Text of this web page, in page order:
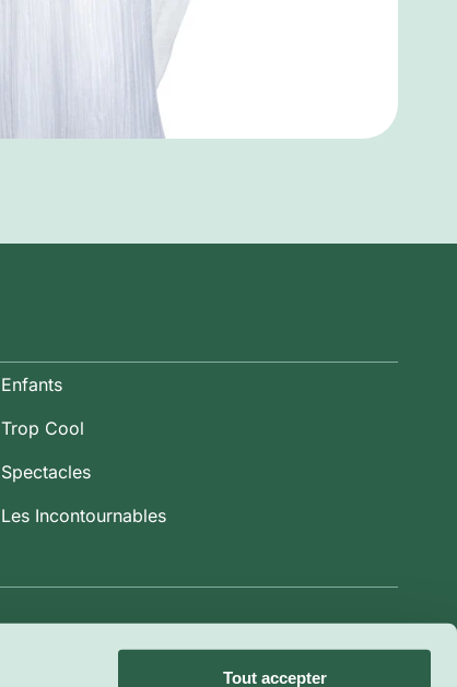
Tout accepter
Enfants
Trop Cool
Spectacles
Les Incontournables